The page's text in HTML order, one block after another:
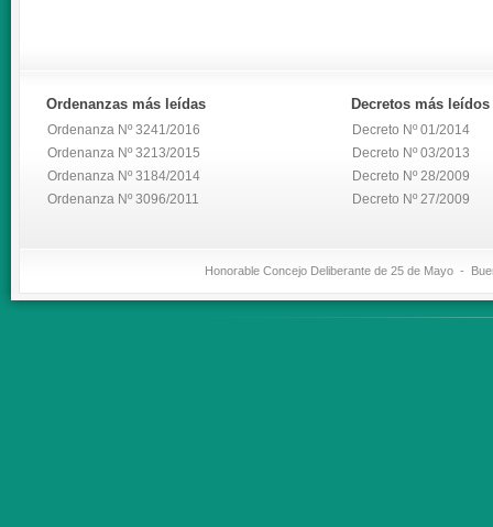
Ordenanzas más leídas
Ordenanza Nº 3241/2016
Ordenanza Nº 3213/2015
Ordenanza Nº 3184/2014
Ordenanza Nº 3096/2011
Decretos más leídos
Decreto Nº 01/2014
Decreto Nº 03/2013
Decreto Nº 28/2009
Decreto Nº 27/2009
Honorable Concejo Deliberante de 25 de